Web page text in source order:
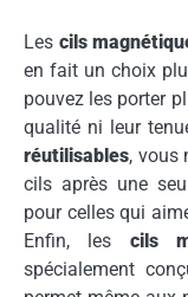
Les cils
en fait un choix
pouvez les porter
qualité ni leur
réutilisables, vous
cils après une
pour celles qui
Enfin, les cils
spécialement